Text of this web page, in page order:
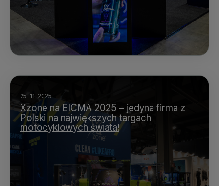
25-11-2025
Xzone na EICMA 2025 – jedyna firma z
Polski na największych targach
motocyklowych świata!